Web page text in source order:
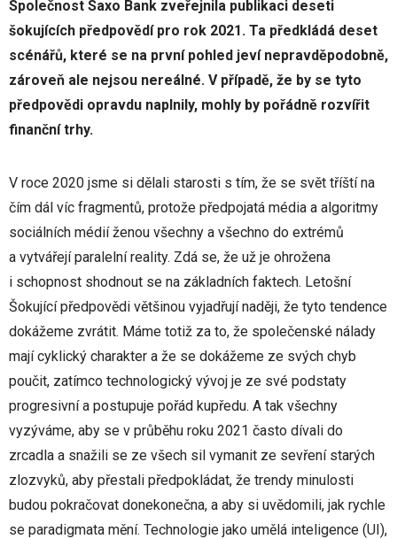
Společnost Saxo Bank zveřejnila publikaci deseti
šokujících předpovědí pro rok 2021. Ta předkládá deset
scénářů, které se na první pohled jeví nepravděpodobně,
zároveň ale nejsou nereálné. V případě, že by se tyto
předpovědi opravdu naplnily, mohly by pořádně rozvířit
finanční trhy.
V roce 2020 jsme si dělali starosti s tím, že se svět tříští na
čím dál víc fragmentů, protože předpojatá média a algoritmy
sociálních médií ženou všechny a všechno do extrémů
a vytvářejí paralelní reality. Zdá se, že už je ohrožena
i schopnost shodnout se na základních faktech. Letošní
Šokující předpovědi většinou vyjadřují naději, že tyto tendence
dokážeme zvrátit. Máme totiž za to, že společenské nálady
mají cyklický charakter a že se dokážeme ze svých chyb
poučit, zatímco technologický vývoj je ze své podstaty
progresivní a postupuje pořád kupředu. A tak všechny
vyzýváme, aby se v průběhu roku 2021 často dívali do
zrcadla a snažili se ze všech sil vymanit ze sevření starých
zlozvyků, aby přestali předpokládat, že trendy minulosti
budou pokračovat donekonečna, a aby si uvědomili, jak rychle
se paradigmata mění. Technologie jako umělá inteligence (UI),